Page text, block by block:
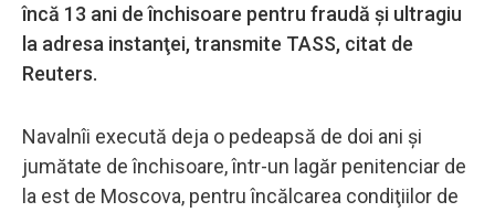
încă 13 ani de închisoare pentru fraudă şi ultragiu
la adresa instanţei, transmite TASS, citat de
Reuters.
Navalnîi execută deja o pedeapsă de doi ani şi
jumătate de închisoare, într-un lagăr penitenciar de
la est de Moscova, pentru încălcarea condiţiilor de